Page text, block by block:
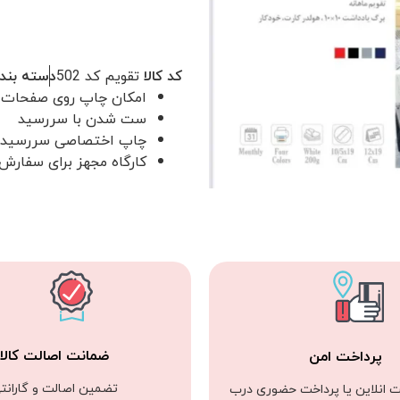
کد کالاتقویم کد 502
دسته
امکان چاپ روی صفحات
ست شدن با سررسید
چاپ اختصاصی سررسید
کارگاه مجهز برای
پرداخت امن
انلاین یا پرداخت حضوری درب
ضمانت اصالت کالا
تضمین اصالت و